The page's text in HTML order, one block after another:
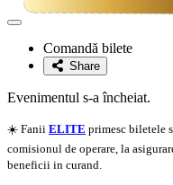
Adaugă
favoriteComandă bilete
Share
Evenimentul s-a încheiat.
☀️ Fanii ELITE primesc biletele
comisionul de operare, la
beneficii in curand.